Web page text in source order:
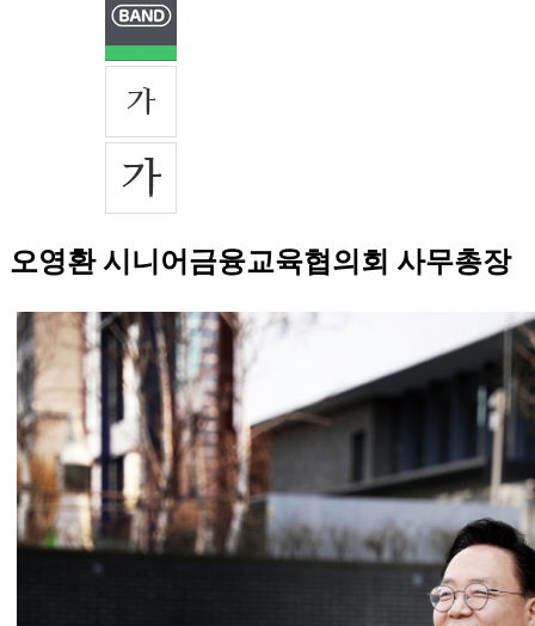
오영환 시니어금융교육협의회 사무총장